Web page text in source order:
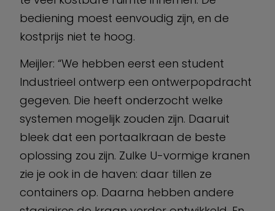
bediening moest eenvoudig zijn, en de
kostprijs niet te hoog.
Meijler: “We hebben eerst een student
Industrieel ontwerp een ontwerpopdracht
gegeven. Die heeft onderzocht welke
systemen mogelijk zouden zijn. Daaruit
bleek dat een portaalkraan de beste
oplossing zou zijn. Zulke U-vormige kranen
zie je ook in de haven: daar tillen ze
containers op. Daarna hebben andere